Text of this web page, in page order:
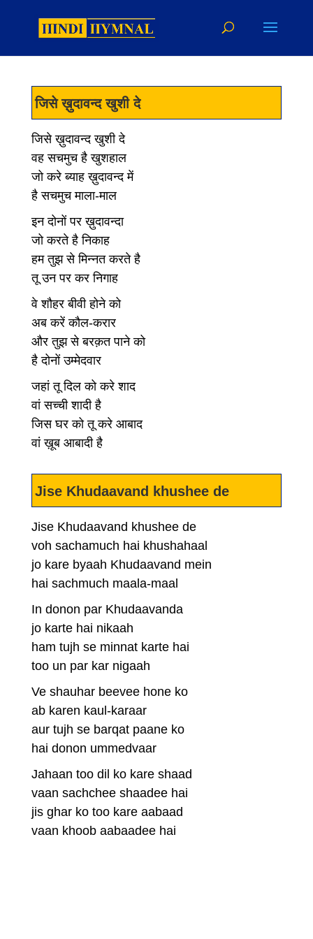
जिसे ख़ुदावन्द खुशी दे
जिसे ख़ुदावन्द खुशी दे
वह सचमुच है खुशहाल
जो करे ब्याह ख़ुदावन्द में
है सचमुच माला-माल
इन दोनों पर ख़ुदावन्दा
जो करते है निकाह
हम तुझ से मिन्नत करते है
तू उन पर कर निगाह
वे शौहर बीवी होने को
अब करें कौल-करार
और तुझ से बरक़त पाने को
है दोनों उम्मेदवार
जहां तू दिल को करे शाद
वां सच्ची शादी है
जिस घर को तू करे आबाद
वां ख़ूब आबादी है
Jise Khudaavand khushee de
Jise Khudaavand khushee de
voh sachamuch hai khushahaal
jo kare byaah Khudaavand mein
hai sachmuch maala-maal
In donon par Khudaavanda
jo karte hai nikaah
ham tujh se minnat karte hai
too un par kar nigaah
Ve shauhar beevee hone ko
ab karen kaul-karaar
aur tujh se barqat paane ko
hai donon ummedvaar
Jahaan too dil ko kare shaad
vaan sachchee shaadee hai
jis ghar ko too kare aabaad
vaan khoob aabaadee hai